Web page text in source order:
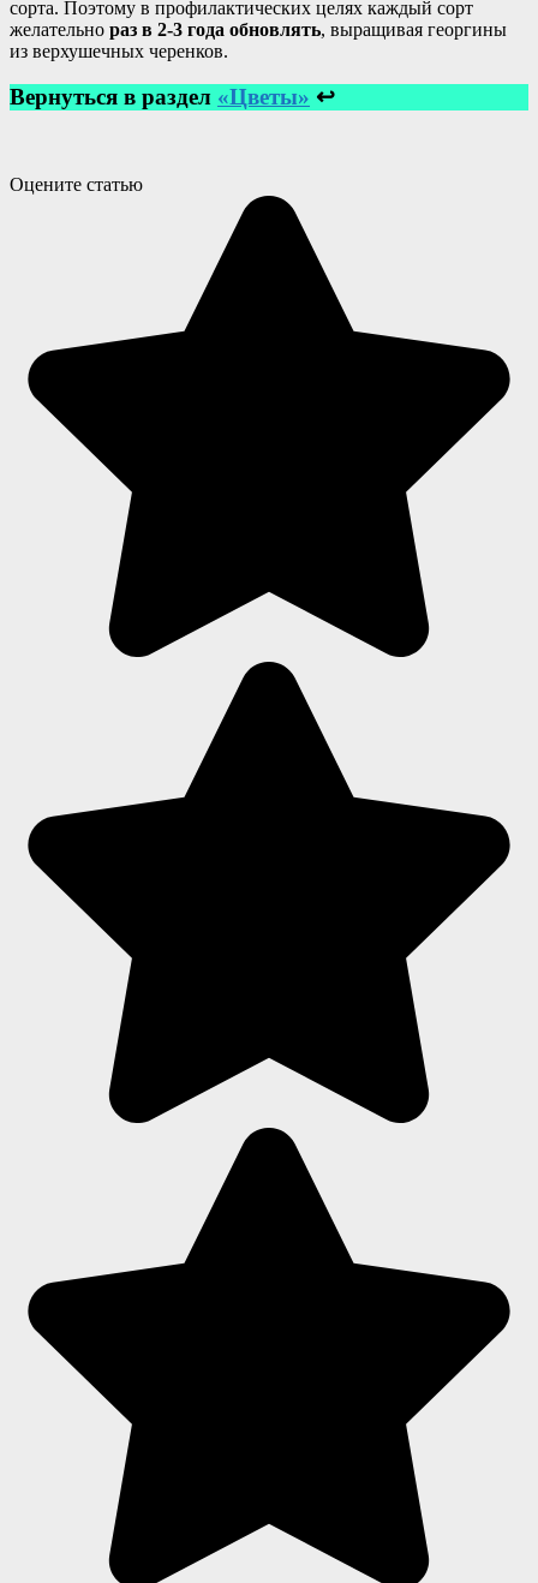
сорта. Поэтому в профилактических целях каждый сорт
желательно раз в 2-3 года обновлять, выращивая георгины
из верхушечных черенков.
Вернуться в раздел «Цветы» ↩
Оцените статью